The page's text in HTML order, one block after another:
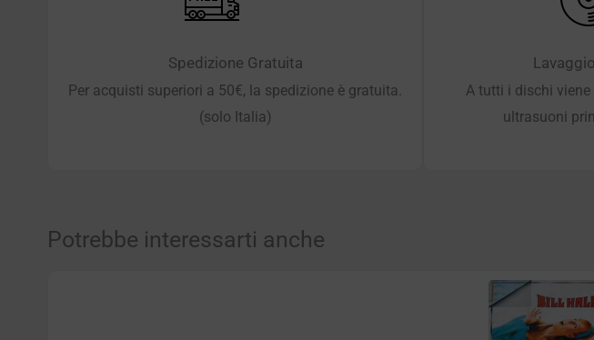
Spedizione Gratuita
Per acquisti superiori a 50€, la spedizione è gratuita.
(solo Italia)
A tutti i dischi
ultrasuoni
Potrebbe interessarti anche